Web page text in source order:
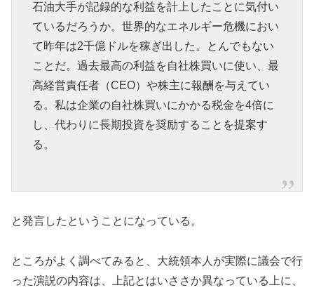
石油大手が記録的な利益を計上したことに気付い
ているだろうか。世界的なエネルギー危機におい
て昨年は2千億ドルを稼ぎ出した。とんでもない
ことだ。過去最高の利益を自社株買いに使い、最
高経営責任者（CEO）や株主に報酬を与えてい
る。私は企業の自社株買いにかかる税金を4倍に
し、代わりに長期投資を奨励することを提案す
る。
と発言したということになっている。
ところがよく調べてみると、大統領本人が実際に議会で行
った演説の内容は、上記とはいささか異なっている上に、